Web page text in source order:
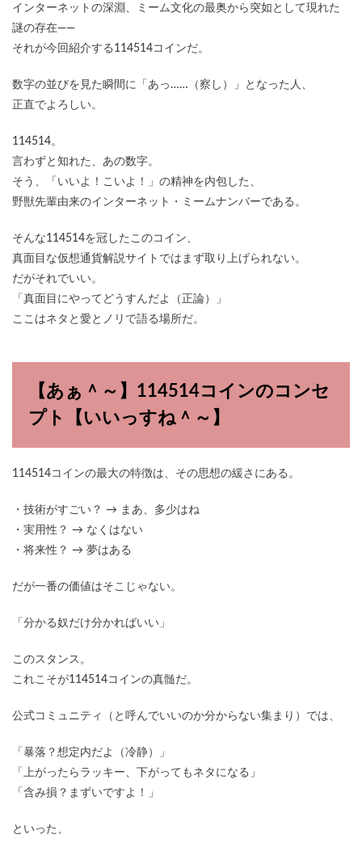
インターネットの深淵、ミーム文化の最奥から突如として現れた
謎の存在——
それが今回紹介する114514コインだ。
数字の並びを見た瞬間に「あっ……（察し）」となった人、
正直でよろしい。
114514。
言わずと知れた、あの数字。
そう、「いいよ！こいよ！」の精神を内包した、
野獣先輩由来のインターネット・ミームナンバーである。
そんな114514を冠したこのコイン、
真面目な仮想通貨解説サイトではまず取り上げられない。
だがそれでいい。
「真面目にやってどうすんだよ（正論）」
ここはネタと愛とノリで語る場所だ。
【あぁ＾～】114514コインのコンセ
プト【いいっすね＾～】
114514コインの最大の特徴は、その思想の緩さにある。
・技術がすごい？ → まあ、多少はね
・実用性？ → なくはない
・将来性？ → 夢はある
だが一番の価値はそこじゃない。
「分かる奴だけ分かればいい」
このスタンス。
これこそが114514コインの真髄だ。
公式コミュニティ（と呼んでいいのか分からない集まり）では、
「暴落？想定内だよ（冷静）」
「上がったらラッキー、下がってもネタになる」
「含み損？まずいですよ！」
といった、